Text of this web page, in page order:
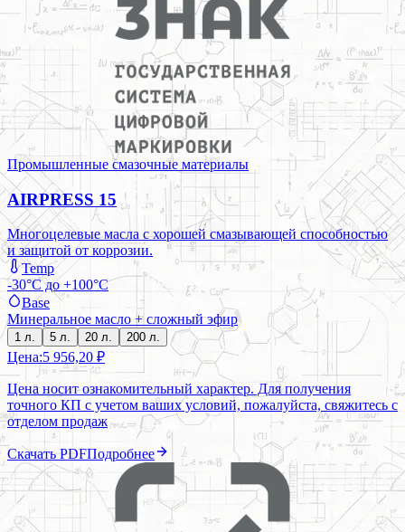
Промышленные смазочные материалы
AIRPRESS 15
Многоцелевые масла с хорошей смазывающей способностью
и защитой от коррозии.
Temp
-30°C до +100°C
Base
Минеральное масло + сложный эфир
1 л. 5 л. 20 л. 200 л.
Цена:5 956,20 ₽
Цена носит ознакомительный характер. Для получения
точного КП с учетом ваших условий, пожалуйста, свяжитесь с
отделом продаж
Скачать PDFПодробнее